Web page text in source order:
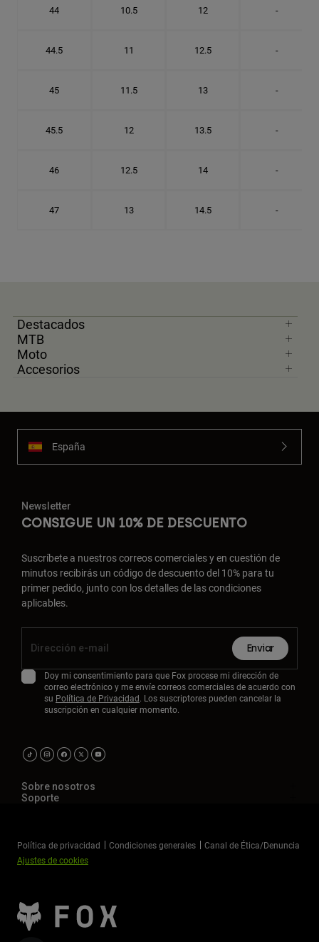
44 10.5 12 -
44.5 11 12.5 -
45 11.5 13 -
45.5 12 13.5 -
46 12.5 14 -
47 13 14.5 -
Destacados
MTB
Moto
Accesorios
España
Newsletter
CONSIGUE UN 10% DE DESCUENTO
Suscríbete a nuestros correos comerciales y en cuestión de
minutos recibirás un código de descuento del 10% para tu
primer pedido, junto con los detalles de las condiciones
aplicables.
Enviar
Doy mi consentimiento para que Fox procese mi dirección de
correo electrónico y me envíe correos comerciales de acuerdo con
su Política de Privacidad. Los suscriptores pueden cancelar la
suscripción en cualquier momento.
Sobre nosotros
Soporte
Política de privacidad Condiciones generales
Canal de Ética/Denuncia
Ajustes de cookies